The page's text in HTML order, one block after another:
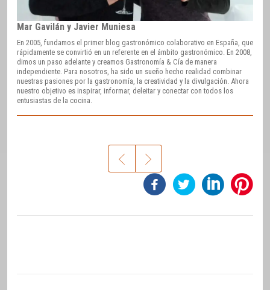
Mar Gavilán y Javier Muniesa
En 2005, fundamos el primer blog gastronómico colaborativo en España, que
rápidamente se convirtió en un referente en el ámbito gastronómico. En 2008,
dimos un paso adelante y creamos Gastronomía & Cía de manera
independiente. Para nosotros, ha sido un sueño hecho realidad combinar
nuestras pasiones por la gastronomía, la creatividad y la divulgación. Ahora
nuestro objetivo es inspirar, informar, deleitar y conectar con todos los
entusiastas de la cocina.